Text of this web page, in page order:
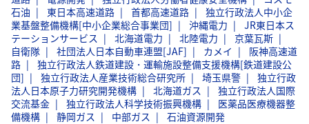
石油
東日本高速道路 首都高速道路
独立行政法人中小企
業基盤整備機構[中小企業総合事業団]
沖縄電力
JR東日本ス
テーションサービス
北海道電力 北陸電力
京葉瓦斯
自衛隊
社団法人日本自動車連盟[JAF] カメイ
阪神高速道
路
独立行政法人鉄道建設・運輸施設整備支援機構[鉄道建設公
団]
独立行政法人産業技術総合研究所 埼玉県警
独立行政
法人日本原子力研究開発機構
北海道ガス
独立行政法人国際
交流基金
独立行政法人科学技術振興機構
医薬品医療機器整
備機構
静岡ガス 中部ガス 石油資源開発